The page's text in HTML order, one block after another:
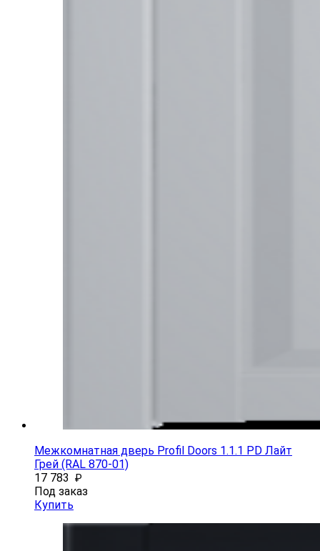
Межкомнатная дверь Profil Doors 1.1.1 PD Лайт
Грей (RAL 870-01)
17 783 ₽
Под заказ
Купить